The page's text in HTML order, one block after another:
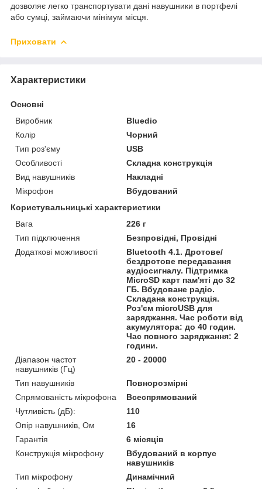
дозволяє легко транспортувати дані навушники в портфелі
або сумці, займаючи мінімум місця.
Приховати
Характеристики
Основні
Виробник
Bluedio
Колір
Чорний
Тип роз'єму
USB
Особливості
Складна конструкція
Вид навушників
Накладні
Мікрофон
Вбудований
Користувальницькі характеристики
Вага
226 г
Тип підключення
Безпровідні, Провідні
Додаткові можливості
Bluetooth 4.1. Дротове/
бездротове передавання
аудіосигналу. Підтримка
MicroSD карт пам'яті до 32
ГБ. Вбудоване радіо.
Складана конструкція.
Роз'єм microUSB для
заряджання. Час роботи від
акумулятора: до 40 годин.
Час повного заряджання: 2
години.
Діапазон частот
навушників (Гц)
20 - 20000
Тип навушників
Повнорозмірні
Спрямованість мікрофона
Всеспрямований
Чутливість (дБ):
110
Опір навушників, Ом
16
Гарантія
6 місяців
Конструкція мікрофону
Вбудований в корпус
навушників
Тип мікрофону
Динамічний